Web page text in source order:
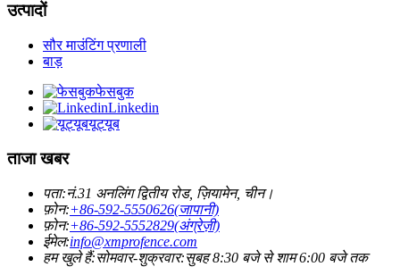
उत्पादों
सौर माउंटिंग प्रणाली
बाड़
फेसबुक
Linkedin
यूट्यूब
ताजा खबर
पता:नं.31 अनलिंग द्वितीय रोड, ज़ियामेन, चीन।
फ़ोन:+86-592-5550626(जापानी)
फ़ोन:+86-592-5552829(अंग्रेज़ी)
ईमेल:info@xmprofence.com
हम खुले हैं:सोमवार-शुक्रवार:सुबह 8:30 बजे से शाम 6:00 बजे तक